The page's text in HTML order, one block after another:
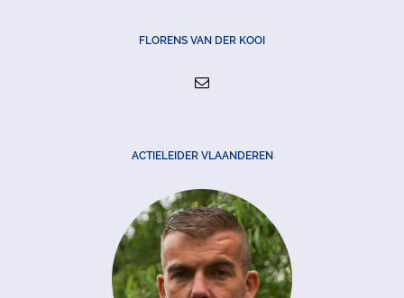
FLORENS VAN DER KOOI
ACTIELEIDER VLAANDEREN